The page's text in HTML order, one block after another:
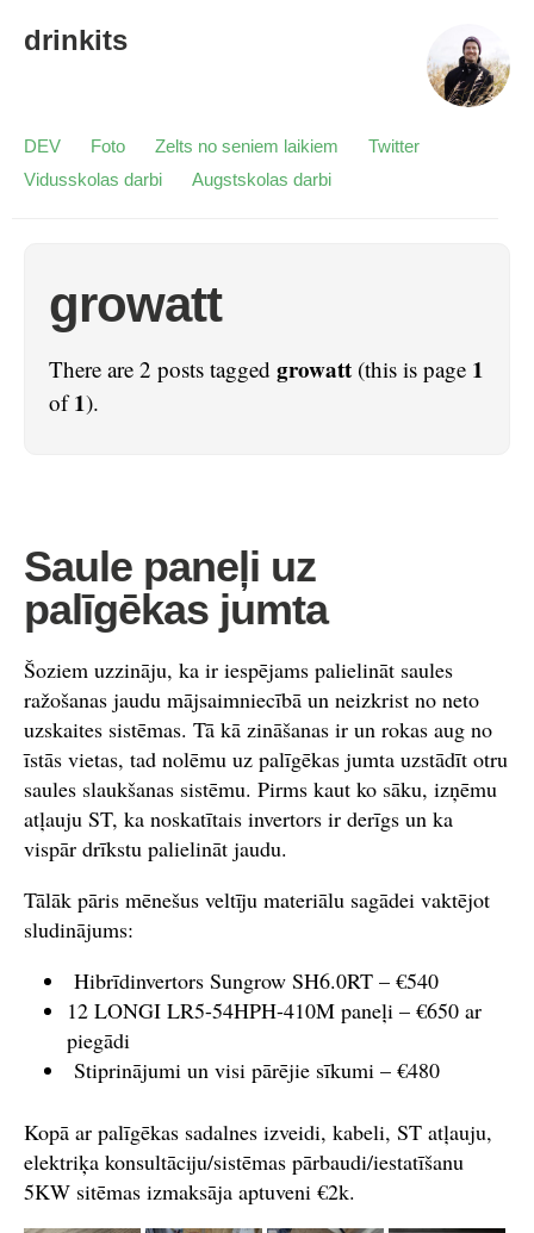
drinkits
DEV Foto Zelts no seniem laikiem
Twitter
Vidusskolas darbi
Augstskolas darbi
growatt
There are 2 posts tagged growatt (this is page 1
of1).
Saule paneļi uz
palīgēkas jumta
Šoziem uzzināju, ka ir iespējams palielināt saules
ražošanas jaudu mājsaimniecībā un neizkrist no neto
uzskaites sistēmas. Tā kā zināšanas ir un rokas aug no
īstās vietas, tad nolēmu uz palīgēkas jumta uzstādīt otru
saules slaukšanas sistēmu. Pirms kaut ko sāku, izņēmu
atļauju ST, ka noskatītais invertors ir derīgs un ka
vispār drīkstu palielināt jaudu.
Tālāk pāris mēnešus veltīju materiālu sagādei vaktējot
sludinājums:
Hibrīdinvertors Sungrow SH6.0RT – €540
12 LONGI LR5-54HPH-410M paneļi – €650 ar
piegādi
Stiprinājumi un visi pārējie sīkumi – €480
Kopā ar palīgēkas sadalnes izveidi, kabeli, ST atļauju,
elektriķa konsultāciju/sistēmas pārbaudi/iestatīšanu
5KW sitēmas izmaksāja aptuveni €2k.